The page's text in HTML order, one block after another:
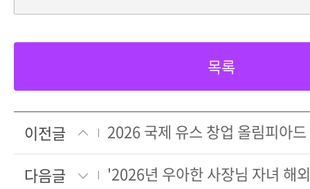
목록
이전글
2026 국제 유스 창업 올림피아드
다음글